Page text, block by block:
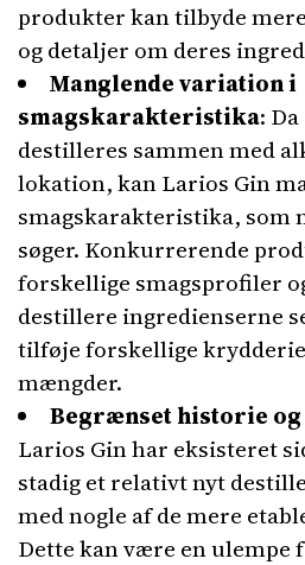
produkter kan tilbyde
og detaljer om deres
Manglende variation i
smagskarakteristika:
destilleres sammen med
lokation, kan Larios Gin
smagskarakteristika, som
søger. Konkurrerende
forskellige smagsprofiler
destillere ingredienserne
tilføje forskellige
mængder.
Begrænset historie
Larios Gin har eksisteret
stadig et relativt nyt
med nogle af de mere
Dette kan være en ulempe